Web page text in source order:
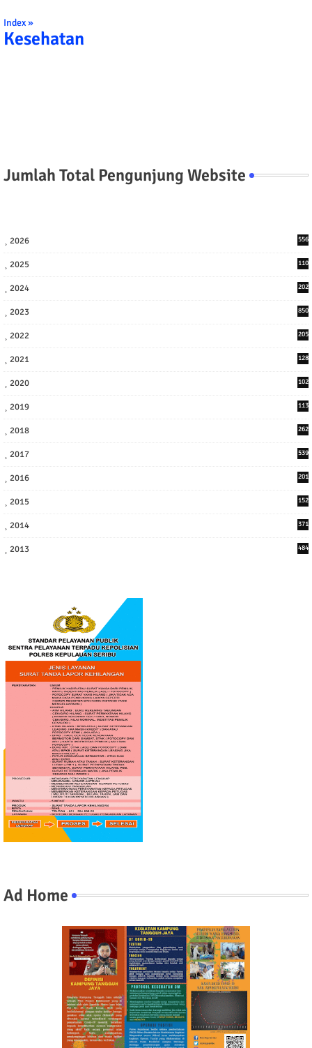
Index »
Kesehatan
Jumlah Total Pengunjung Website
2026 556
2025
110
2024
202
2023 850
2022
205
2021
128
2020
102
2019
113
2018
262
2017
539
2016
201
2015 152
2014 371
2013 484
Ad Home